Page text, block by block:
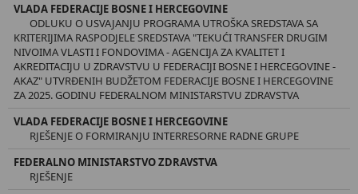
VLADA FEDERACIJE BOSNE I HERCEGOVINE
ODLUKU O USVAJANJU PROGRAMA UTROŠKA SREDSTAVA SA
KRITERIJIMA RASPODJELE SREDSTAVA "TEKUĆI TRANSFER DRUGIM
NIVOIMA VLASTI I FONDOVIMA - AGENCIJA ZA KVALITET I
AKREDITACIJU U ZDRAVSTVU U FEDERACIJI BOSNE I HERCEGOVINE -
AKAZ" UTVRĐENIH BUDŽETOM FEDERACIJE BOSNE I HERCEGOVINE
ZA 2025. GODINU FEDERALNOM MINISTARSTVU ZDRAVSTVA
VLADA FEDERACIJE BOSNE I HERCEGOVINE
RJEŠENJE O FORMIRANJU INTERRESORNE RADNE GRUPE
FEDERALNO MINISTARSTVO ZDRAVSTVA
RJEŠENJE